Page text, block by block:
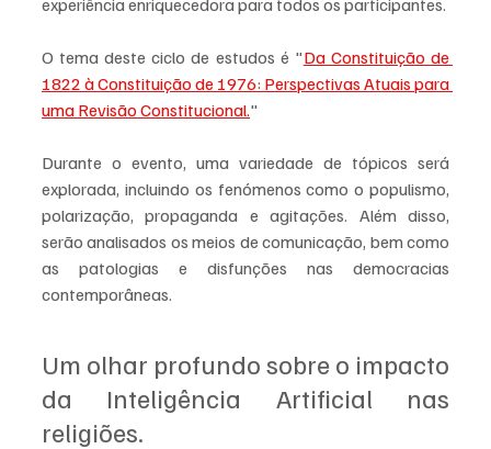
experiência enriquecedora para todos os participantes.
O tema deste ciclo de estudos é "Da Constituição de
1822 à Constituição de 1976: Perspectivas Atuais para
uma Revisão Constitucional."
Durante o evento, uma variedade de tópicos será
explorada, incluindo os fenómenos como o populismo,
polarização, propaganda e agitações. Além disso,
serão analisados os meios de comunicação, bem como
as patologias e disfunções nas democracias
contemporâneas.
Um olhar profundo sobre o impacto
da Inteligência Artificial nas
religiões.